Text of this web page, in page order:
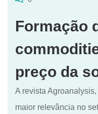
Formação
preço da
A revista
maior relevância no